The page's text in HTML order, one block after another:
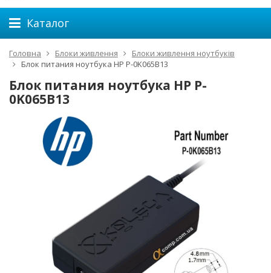
Каталог
Головна Блоки живлення
Блоки живлення ноутбуків
Блок питания ноутбука HP P-0K065B13
Блок питания ноутбука HP P-
0K065B13